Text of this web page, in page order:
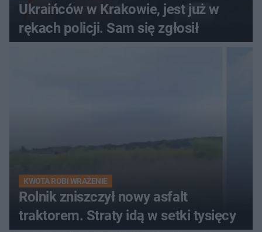
Ukraińców w Krakowie, jest już w
rękach policji. Sam się zgłosił
KWOTA ROBI WRAŻENIE
Rolnik zniszczył nowy asfalt
traktorem. Straty idą w setki tysięcy